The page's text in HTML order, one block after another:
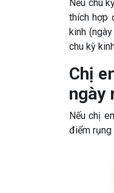
Nếu chu
thích hợp
kinh
chu kỳ
Chị
ngày
Nếu chị
điểm